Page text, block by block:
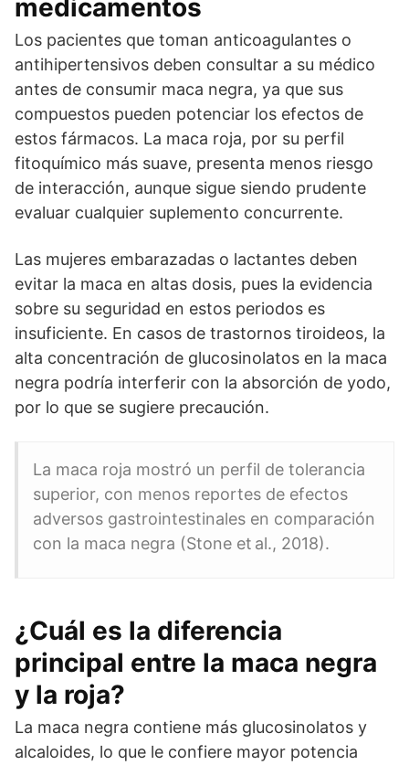
medicamentos
Los pacientes que toman anticoagulantes o
antihipertensivos deben consultar a su médico
antes de consumir maca negra, ya que sus
compuestos pueden potenciar los efectos de
estos fármacos. La maca roja, por su perfil
fitoquímico más suave, presenta menos riesgo
de interacción, aunque sigue siendo prudente
evaluar cualquier suplemento concurrente.
Las mujeres embarazadas o lactantes deben
evitar la maca en altas dosis, pues la evidencia
sobre su seguridad en estos periodos es
insuficiente. En casos de trastornos tiroideos, la
alta concentración de glucosinolatos en la maca
negra podría interferir con la absorción de yodo,
por lo que se sugiere precaución.
La maca roja mostró un perfil de tolerancia
superior, con menos reportes de efectos
adversos gastrointestinales en comparación
con la maca negra (Stone et al., 2018).
¿Cuál es la diferencia
principal entre la maca negra
y la roja?
La maca negra contiene más glucosinolatos y
alcaloides, lo que le confiere mayor potencia